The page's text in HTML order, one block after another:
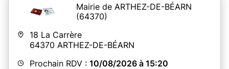
Mairie de ARTHEZ-DE-BÉARN
(64370)
18 La Carrère
64370 ARTHEZ-DE-BÉARN
Prochain RDV : 10/08/2026 à 15:20